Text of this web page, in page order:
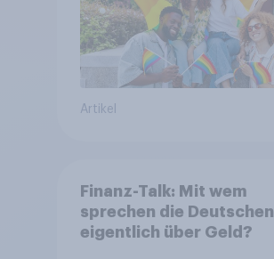
Artikel
Finanz-Talk: Mit wem
sprechen die Deutschen
eigentlich über Geld?